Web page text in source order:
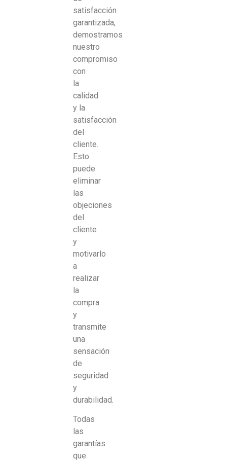
satisfacción
garantizada,
demostramos
nuestro
compromiso
con
la
calidad
y la
satisfacción
del
cliente.
Esto
puede
eliminar
las
objeciones
del
cliente
y
motivarlo
a
realizar
la
compra
y
transmite
una
sensación
de
seguridad
y
durabilidad.
Todas
las
garantías
que